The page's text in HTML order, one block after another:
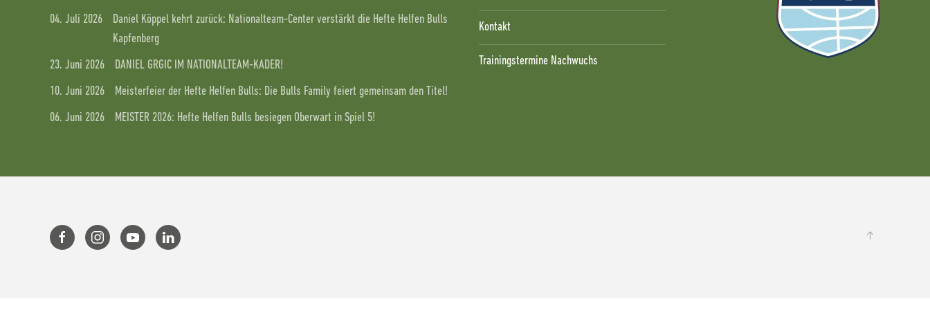
04. Juli 2026
Daniel Köppel kehrt zurück: Nationalteam-Center verstärkt die Hefte Helfen Bulls
Kapfenberg
23. Juni 2026
DANIEL GRGIC IM NATIONALTEAM-KADER!
10. Juni 2026
Meisterfeier der Hefte Helfen Bulls: Die Bulls Family feiert gemeinsam den Titel!
06. Juni 2026
MEISTER 2026: Hefte Helfen Bulls besiegen Oberwart in Spiel 5!
Kontakt
Trainingstermine Nachwuchs